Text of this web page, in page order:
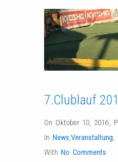
7.Clublauf
On Oktober 10, 2016,
In News,Veranstaltung,
With No Comments